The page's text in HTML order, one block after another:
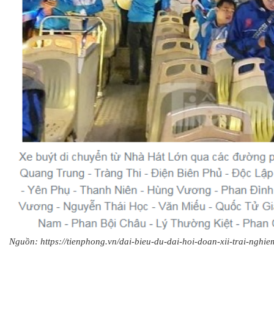
Nguồn: https://tienphong.vn/dai-bieu-du-dai-hoi-doan-xii-trai-